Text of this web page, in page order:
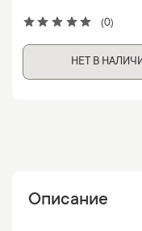
(0)
НЕТ В
Описание